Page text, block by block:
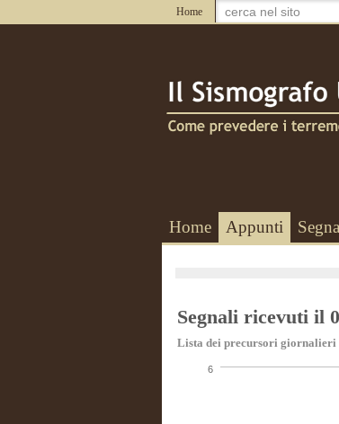
Home
Home Appunti
Segnali ricevuti il
Lista dei precursori
6